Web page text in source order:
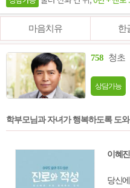
마음치유 한
758 청초
상담가능
학부모님과 자녀가 행복하도록 도
이혜
당신